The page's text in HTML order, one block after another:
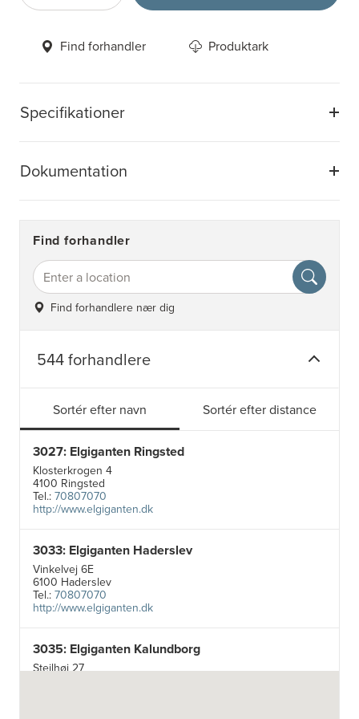
Specifikationer
Dokumentation
Find forhandler Produktark
Find forhandler
Find forhandlere nær dig
544 forhandlere
Sortér efter navn Sortér efter distance
3027: Elgiganten Ringsted
Klosterkrogen 4
4100 Ringsted
Tel.:70807070
http://www.elgiganten.dk
3033: Elgiganten Haderslev
Vinkelvej 6E
6100 Haderslev
Tel.:70807070
http://www.elgiganten.dk
3035: Elgiganten Kalundborg
Stejlhøj 27